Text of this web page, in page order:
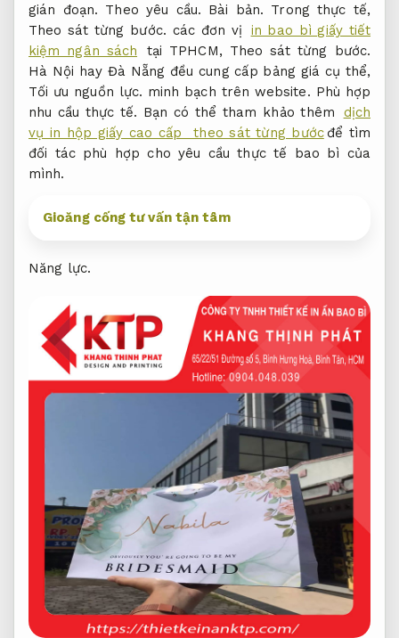
gián đoạn. Theo yêu cầu. Bài bản. Trong thực tế,
Theo sát từng bước. các đơn vị
in bao bì giấy tiết
kiệm ngân sách
tại TPHCM, Theo sát từng bước.
Hà Nội hay Đà Nẵng đều cung cấp bảng giá cụ thể,
Tối ưu nguồn lực. minh bạch trên website. Phù hợp
nhu cầu thực tế. Bạn có thể tham khảo thêm
dịch
vụ in hộp giấy cao cấp theo sát từng bước để tìm
đối tác phù hợp cho yêu cầu thực tế bao bì của
mình.
Gioăng cống tư vấn tận tâm
Năng lực.